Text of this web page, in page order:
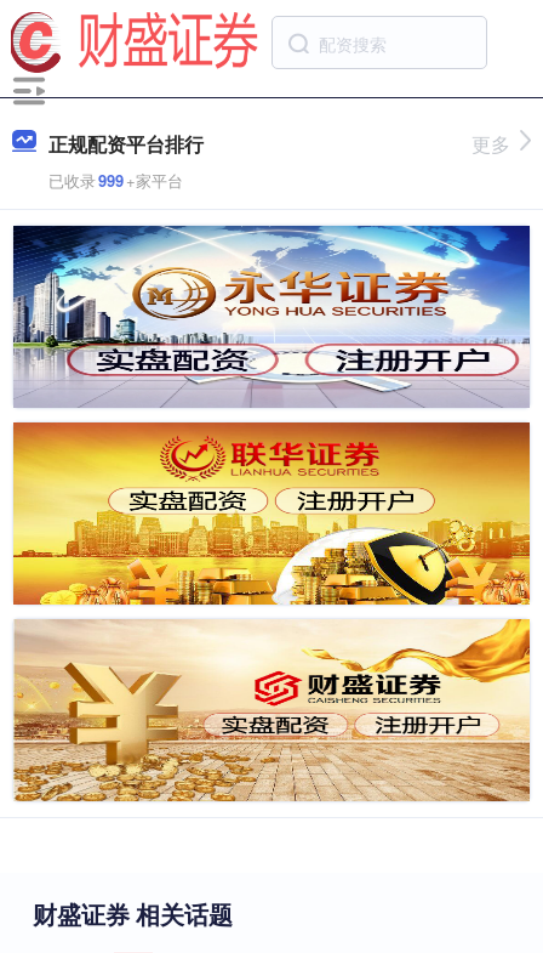
正规配资平台排行
已收录999+家平台
更多
财盛证券 相关话题